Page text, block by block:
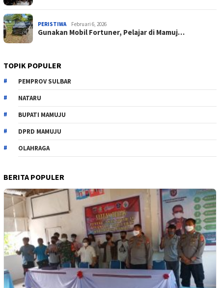
PERISTIWA Februari 6, 2026
Gunakan Mobil Fortuner, Pelajar di Mamuj…
TOPIK POPULER
PEMPROV SULBAR
NATARU
BUPATI MAMUJU
DPRD MAMUJU
OLAHRAGA
BERITA POPULER